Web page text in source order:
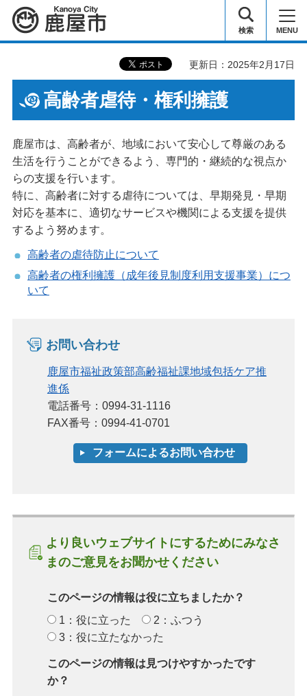
鹿屋市 検索 MENU
更新日：2025年2月17日
高齢者虐待・権利擁護
鹿屋市は、高齢者が、地域において安心して尊厳のある
生活を行うことができるよう、専門的・継続的な視点か
らの支援を行います。
特に、高齢者に対する虐待については、早期発見・早期
対応を基本に、適切なサービスや機関による支援を提供
するよう努めます。
高齢者の虐待防止について
高齢者の権利擁護（成年後見制度利用支援事業）につ
いて
お問い合わせ
鹿屋市福祉政策部高齢福祉課地域包括ケア推
進係
電話番号：0994-31-1116
FAX番号：0994-41-0701
より良いウェブサイトにするためにみなさ
まのご意見をお聞かせください
このページの情報は役に立ちましたか？
1：役に立った
2：ふつう
3：役に立たなかった
このページの情報は見つけやすかったです
か？